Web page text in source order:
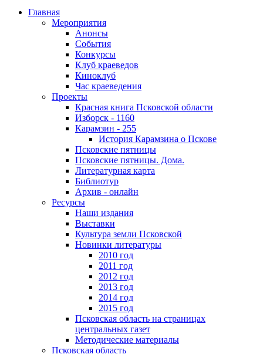
Главная
Мероприятия
Анонсы
События
Конкурсы
Клуб краеведов
Киноклуб
Час краеведения
Проекты
Красная книга Псковской области
Изборск - 1160
Карамзин - 255
История Карамзина о Пскове
Псковские пятницы
Псковские пятницы. Дома.
Литературная карта
Библиотур
Архив - онлайн
Ресурсы
Наши издания
Выставки
Культура земли Псковской
Новинки литературы
2010 год
2011 год
2012 год
2013 год
2014 год
2015 год
Псковская область на страницах
центральных газет
Методические материалы
Псковская область